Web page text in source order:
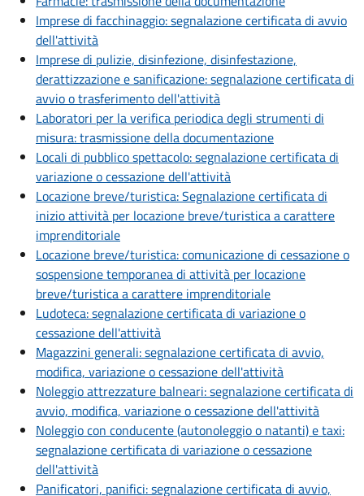
Imprese di facchinaggio: segnalazione certificata di avvio
dell'attività
Imprese di pulizie, disinfezione, disinfestazione,
derattizzazione e sanificazione: segnalazione certificata di
avvio o trasferimento dell'attività
Laboratori per la verifica periodica degli strumenti di
misura: trasmissione della documentazione
Locali di pubblico spettacolo: segnalazione certificata di
variazione o cessazione dell'attività
Locazione breve/turistica: Segnalazione certificata di
inizio attività per locazione breve/turistica a carattere
imprenditoriale
Locazione breve/turistica: comunicazione di cessazione o
sospensione temporanea di attività per locazione
breve/turistica a carattere imprenditoriale
Ludoteca: segnalazione certificata di variazione o
cessazione dell'attività
Magazzini generali: segnalazione certificata di avvio,
modifica, variazione o cessazione dell'attività
Noleggio attrezzature balneari: segnalazione certificata di
avvio, modifica, variazione o cessazione dell'attività
Noleggio con conducente (autonoleggio o natanti) e taxi:
segnalazione certificata di variazione o cessazione
dell'attività
Panificatori, panifici: segnalazione certificata di avvio,